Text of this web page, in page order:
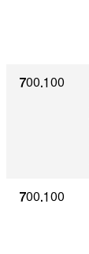
700.100
700.100